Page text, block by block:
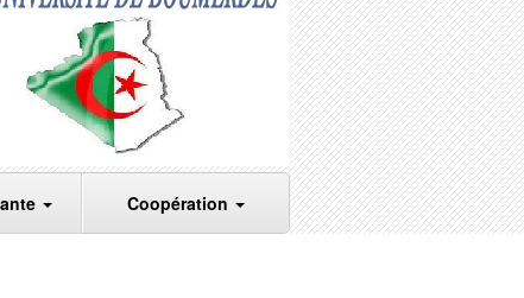
Coopération